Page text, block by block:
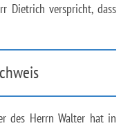
Dietrich verspricht, dass
des Herrn Walter hat in